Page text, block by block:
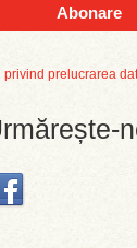
Abonare
prelucrarea